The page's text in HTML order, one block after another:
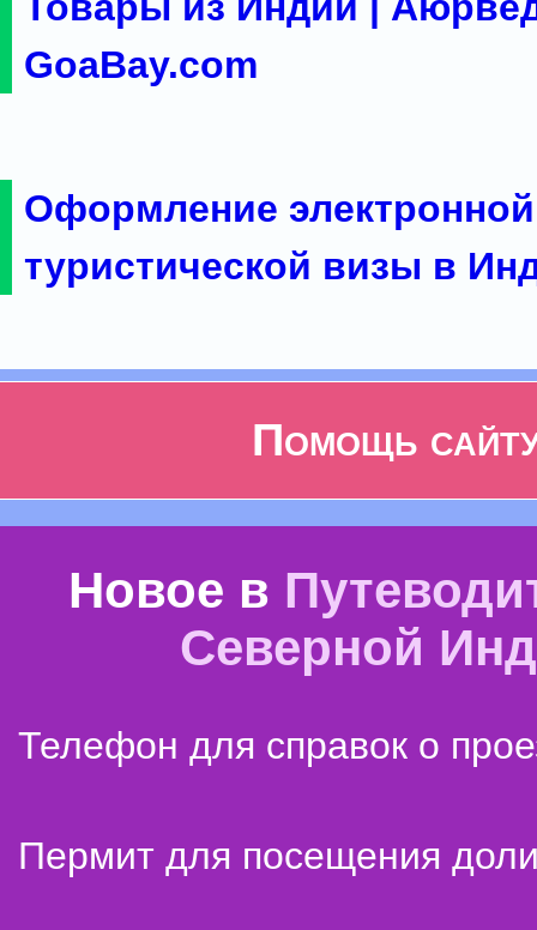
GoaBay.com
Оформление электронной
туристической визы в
Помощь
Новое в
Северной
Телефон для справок о
Пермит для посещения